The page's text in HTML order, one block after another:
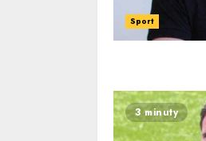
Sport
3 minuty